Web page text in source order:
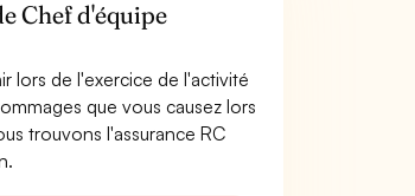
Chef d'équipe
lors de l'exercice de l'activité
que vous causez lors
trouvons l'assurance RC